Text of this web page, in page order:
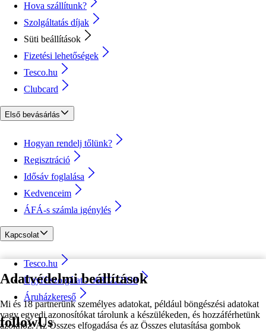
Adatvédelmi beállítások
Mi és 18 partnerünk személyes adatokat, például böngészési adatokat
vagy egyedi azonosítókat tárolunk a készülékeden, és hozzáférhetünk
azokhoz. Az Összes elfogadása és az Összes elutasítása gombok
Hova szállítunk?
Szolgáltatás díjak
Süti beállítások
Fizetési lehetőségek
Tesco.hu
Clubcard
Első bevásárlás
Hogyan rendelj tőlünk?
Regisztráció
Idősáv foglalása
Kedvenceim
ÁFÁ-s számla igénylés
Kapcsolat
Tesco.hu
Ügyfélszolgálat - 0680222333
Áruházkereső
followUs